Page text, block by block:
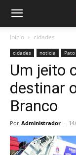
Início cidades
cidades noticia
Um jeito
destinar
Branco
Por Administrador -